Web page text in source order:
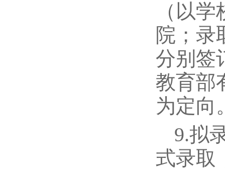
（以
院；录
分别签
教育部
为定向
9.拟
式录取